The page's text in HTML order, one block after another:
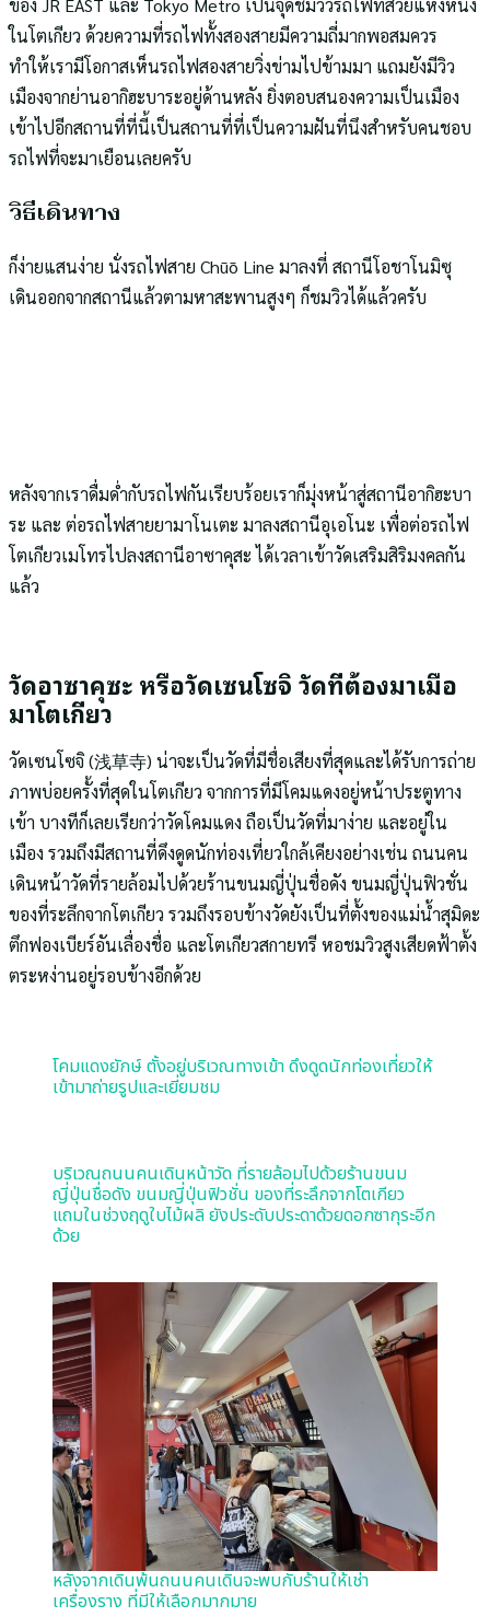
ของ JR EAST และ Tokyo Metro เป็นจุดชมวิวรถไฟที่สวยแห่งหนึ่ง
ในโตเกียว ด้วยความที่รถไฟทั้งสองสายมีความถี่มากพอสมควร
ทำให้เรามีโอกาสเห็นรถไฟสองสายวิ่งข่ามไปข้ามมา แถมยังมีวิว
เมืองจากย่านอากิฮะบาระอยู่ด้านหลัง ยิ่งตอบสนองความเป็นเมือง
เข้าไปอีกสถานที่ที่นี้เป็นสถานที่ที่เป็นความฝันที่นึงสำหรับคนชอบ
รถไฟที่จะมาเยือนเลยครับ
วิธีเดินทาง
ก็ง่ายแสนง่าย นั่งรถไฟสาย Chūō Line มาลงที่ สถานีโอชาโนมิซุ
เดินออกจากสถานีแล้วตามหาสะพานสูงๆ ก็ชมวิวได้แล้วครับ
หลังจากเราดื่มด่ำกับรถไฟกันเรียบร้อยเราก็มุ่งหน้าสู่สถานีอากิฮะบา
ระ และ ต่อรถไฟสายยามาโนเตะ มาลงสถานีอุเอโนะ เพื่อต่อรถไฟ
โตเกียวเมโทรไปลงสถานีอาซาคุสะ ได้เวลาเข้าวัดเสริมสิริมงคลกัน
แล้ว
วัดอาซาคุซะ หรือวัดเซนโซจิ วัดที่ต้องมาเมื่อ
มาโตเกียว
วัดเซนโซจิ (浅草寺) น่าจะเป็นวัดที่มีชื่อเสียงที่สุดและได้รับการถ่าย
ภาพบ่อยครั้งที่สุดในโตเกียว จากการที่มีโคมแดงอยู่หน้าประตูทาง
เข้า บางทีก็เลยเรียกว่าวัดโคมแดง ถือเป็นวัดที่มาง่าย และอยู่ใน
เมือง รวมถึงมีสถานที่ดึงดูดนักท่องเที่ยวใกล้เคียงอย่างเช่น ถนนคน
เดินหน้าวัดที่รายล้อมไปด้วยร้านขนมญี่ปุ่นชื่อดัง ขนมญี่ปุ่นฟิวชั่น
ของที่ระลึกจากโตเกียว รวมถึงรอบข้างวัดยังเป็นที่ตั้งของแม่น้ำสุมิดะ
ตึกฟองเบียร์อันเลื่องชื่อ และโตเกียวสกายทรี หอชมวิวสูงเสียดฟ้าตั้ง
ตระหง่านอยู่รอบข้างอีกด้วย
โคมแดงยักษ์ ตั้งอยู่บริเวณทางเข้า ดึงดูดนักท่องเที่ยวให้
เข้ามาถ่ายรูปและเยี่ยมชม
บริเวณถนนคนเดินหน้าวัด ที่รายล้อมไปด้วยร้านขนม
ญี่ปุ่นชื่อดัง ขนมญี่ปุ่นฟิวชั่น ของที่ระลึกจากโตเกียว
แถมในช่วงฤดูใบไม้ผลิ ยังประดับประดาด้วยดอกซากุระอีก
ด้วย
หลังจากเดินพ้นถนนคนเดินจะพบกับร้านให้เช่า
เครื่องราง ที่มีให้เลือกมากมาย